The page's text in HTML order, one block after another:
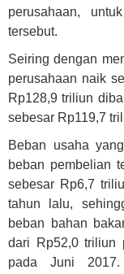
perusahaan,
tersebut.
Seiring dengan
perusahaan naik
Rp128,9 triliun
sebesar Rp119,7
Beban usaha
beban pembelian
sebesar Rp6,7
tahun lalu,
beban bahan
dari Rp52,0 triliun
pada Juni 2017.